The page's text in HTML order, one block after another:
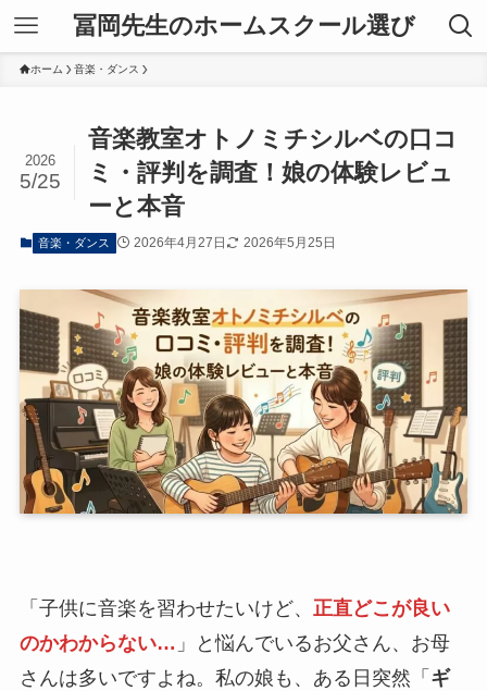
冨岡先生のホームスクール選び
ホーム 音楽・ダンス
音楽教室オトノミチシルベの口コ
ミ・評判を調査！娘の体験レビュ
ーと本音
2026
5/25
音楽・ダンス 2026年4月27日 2026年5月25日
「子供に音楽を習わせたいけど、 正直どこが良い
のかわからない… 」と悩んでいるお父さん、お母
さんは多いですよね。私の娘も、ある日突然「 ギ